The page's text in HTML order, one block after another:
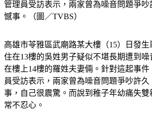
管理員受訪表示，兩家曾為噪音問題爭吵
高雄市苓雅區武廟路某大樓（15）日發
住在13樓的吳姓男子疑似不堪長期遭到
在樓上14樓的羅姓夫妻倆。針對這起事件
員受訪表示，兩家曾為噪音問題爭吵許久
事，自己很震驚。而說到稚子年幼痛失雙